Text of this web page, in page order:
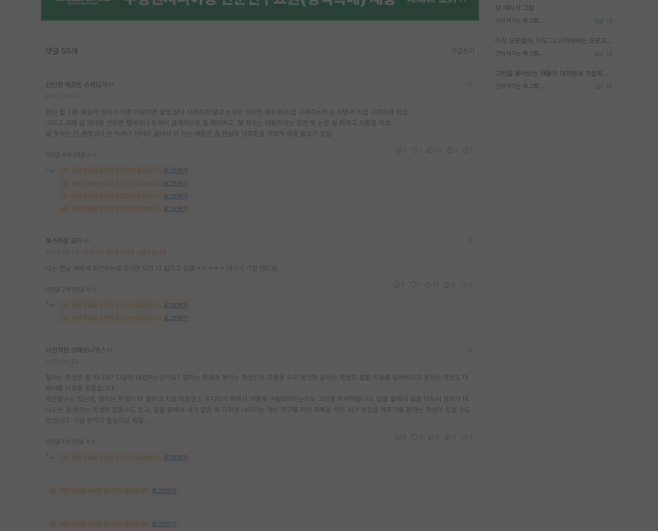
걍 애라서 그럼
근데 여기는 왜 그렇게 SPK를 물어보는거임? 13
아직 모르잖아. 나도 그 나이때에는 모르고 평가 받고 안심하고 싶었어.
근데 여기는 왜 그렇게 SPK를 물어보는거임? 15
그런걸 물어보는 애들은 대학원에 적합하지 않다
근데 여기는 왜 그렇게 SPK를 물어보는거임? 16
댓글 55개 댓글쓰기
산만한 에르빈 슈뢰딩거
본인 랩 기준 확실히 잡아서 기준 미달이면 졸업 절대 시켜주지 말고 논문은 코멘트 위주로(직접 고쳐주는거 x) 하면서 직접 고치게끔 하셈.
그리고 과제 일 제대로 안하면 랩세미나 등에서 공개적으로 좀 뭐라하고, 잘 해오는 애들한테는 칭찬 및 논문 잘 봐주고 차별을 하셈.
일 못하는 건 괜찮으나 안 하거나 잔머리 굴려서 꾀 쓰는 애들은 좀 현실의 냉혹함을 맛보게 해줄 필요가 있음.
대댓글 4개 대댓글 쓰기
해당 댓글을 보려면 로그인이 필요합니다. 로그인하기
해당 댓글을 보려면 로그인이 필요합니다. 로그인하기
해당 댓글을 보려면 로그인이 필요합니다. 로그인하기
해당 댓글을 보려면 로그인이 필요합니다. 로그인하기
쑥스러운 공자
누적 신고가 50개 이상인 사용자입니다.
나는 맨날 새벽에 퇴근하는데 6시만 되면 다 집가고 없음ㅋㅋㅋㅋㅋ 여기서 가장 현티옴
대댓글 2개 대댓글 쓰기
해당 댓글을 보려면 로그인이 필요합니다. 로그인하기
해당 댓글을 보려면 로그인이 필요합니다. 로그인하기
낙천적인 코페르니쿠스
잘하는 학생은 잘 하나요? 다같이 태업하는건가요? 잘하는 학생과 못하는 학생간의 차별을 두지 않으면 잘하는 학생도 잘할 이유를 잃어버리고 못하는 학생도 더
해야할 이유를 못찾습니다.
피곤할수도 있는데, 잘하는 학생이 더 잘하고 지금 퍼포먼스 유지하기 위해서 어떻게 구슬려야하는지도 고민을 하셔야합니다. 일을 잘해서 일을 더줘서 성과가 더
나오는 걸 원하는 학생이 있을수도 있고, 일을 잘해서 내가 맡은 바 다하면 나머지는 개인 연구를 하던 회복을 하던 시간 보장을 해주기를 원하는 학생이 있을 수도
있습니다. 사람 관리가 힘들어요 제일...
대댓글 1개 대댓글 쓰기
해당 댓글을 보려면 로그인이 필요합니다. 로그인하기
해당 댓글을 보려면 로그인이 필요합니다. 로그인하기
해당 댓글을 보려면 로그인이 필요합니다. 로그인하기